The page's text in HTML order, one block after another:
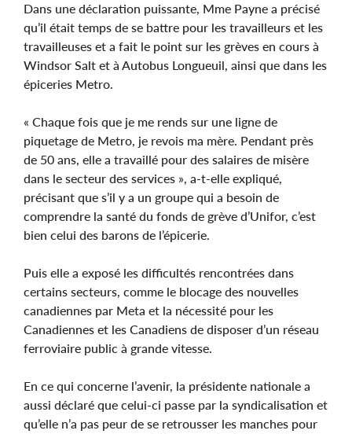
Dans une déclaration puissante, Mme Payne a précisé
qu’il était temps de se battre pour les travailleurs et les
travailleuses et a fait le point sur les grèves en cours à
Windsor Salt et à Autobus Longueuil, ainsi que dans les
épiceries Metro.
« Chaque fois que je me rends sur une ligne de
piquetage de Metro, je revois ma mère. Pendant près
de 50 ans, elle a travaillé pour des salaires de misère
dans le secteur des services », a-t-elle expliqué,
précisant que s’il y a un groupe qui a besoin de
comprendre la santé du fonds de grève d’Unifor, c’est
bien celui des barons de l’épicerie.
Puis elle a exposé les difficultés rencontrées dans
certains secteurs, comme le blocage des nouvelles
canadiennes par Meta et la nécessité pour les
Canadiennes et les Canadiens de disposer d’un réseau
ferroviaire public à grande vitesse.
En ce qui concerne l’avenir, la présidente nationale a
aussi déclaré que celui-ci passe par la syndicalisation et
qu’elle n’a pas peur de se retrousser les manches pour